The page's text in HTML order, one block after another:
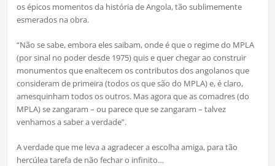
os épicos momentos da história de Angola, tão sublimemente
esmerados na obra.
“Não se sabe, embora eles saibam, onde é que o regime do MPLA
(por sinal no poder desde 1975) quis e quer chegar ao construir
monumentos que enaltecem os contributos dos angolanos que
consideram de primeira (todos os que são do MPLA) e, é claro,
amesquinham todos os outros. Mas agora que as comadres (do
MPLA) se zangaram – ou parece que se zangaram – talvez
venhamos a saber a verdade”.
A verdade que me leva a agradecer a escolha amiga, para tão
hercúlea tarefa de não fechar o infinito…